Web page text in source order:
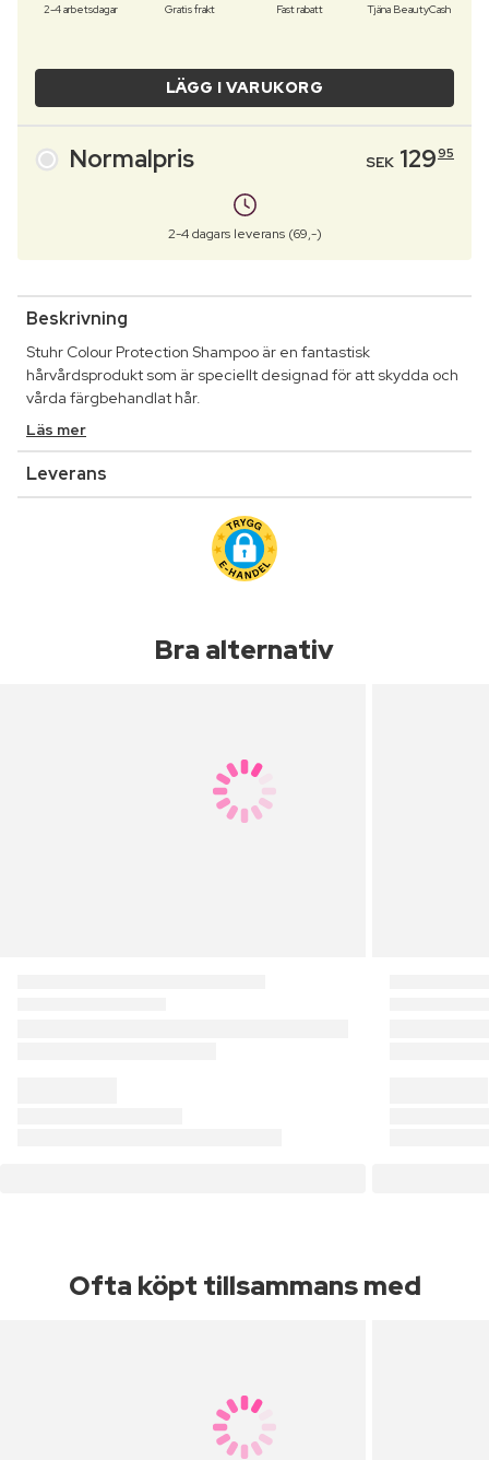
2-4 arbetsdagar Gratis frakt Fast rabatt Tjäna BeautyCash
LÄGG I VARUKORG
Normalpris SEK 12995
2-4 dagars leverans (69,-)
Beskrivning
Stuhr Colour Protection Shampoo är en fantastisk
hårvårdsprodukt som är speciellt designad för att skydda och
vårda färgbehandlat hår.
Läs mer
Leverans
Bra alternativ
Ofta köpt tillsammans med